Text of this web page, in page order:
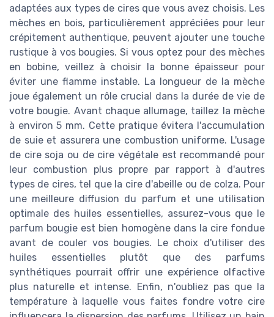
adaptées aux types de cires que vous avez choisis. Les
mèches en bois, particulièrement appréciées pour leur
crépitement authentique, peuvent ajouter une touche
rustique à vos bougies. Si vous optez pour des mèches
en bobine, veillez à choisir la bonne épaisseur pour
éviter une flamme instable. La longueur de la mèche
joue également un rôle crucial dans la durée de vie de
votre bougie. Avant chaque allumage, taillez la mèche
à environ 5 mm. Cette pratique évitera l'accumulation
de suie et assurera une combustion uniforme. L'usage
de cire soja ou de cire végétale est recommandé pour
leur combustion plus propre par rapport à d'autres
types de cires, tel que la cire d'abeille ou de colza. Pour
une meilleure diffusion du parfum et une utilisation
optimale des huiles essentielles, assurez-vous que le
parfum bougie est bien homogène dans la cire fondue
avant de couler vos bougies. Le choix d'utiliser des
huiles essentielles plutôt que des parfums
synthétiques pourrait offrir une expérience olfactive
plus naturelle et intense. Enfin, n'oubliez pas que la
température à laquelle vous faites fondre votre cire